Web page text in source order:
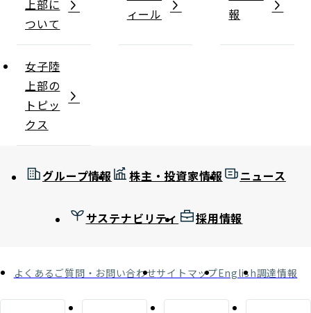
上部に
ついて
ィール
報
女子陸
上部の
トピッ
クス
グループ情報 株主・投資家情報 ニュース
サステナビリティ 採用情報
よくあるご質問・お問い合わせサイトマップEnglish調達情報